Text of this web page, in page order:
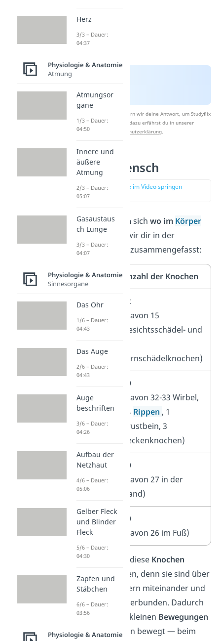
Nach Beantwortung speichern wir deine Antwort, um Studyflix
zu verbessern. Mehr dazu erfährst du in unserer
Datenschutzerklärung.
Knochen Mensch
zur Stelle im Video springen
Wie viele Knochen sich wo im Körper
befinden, haben wir dir in der
folgenden Tabelle zusammengefasst:
Körperteil Anzahl der Knochen
Schädel
22
(davon 15
Gesichtsschädel- und
Hirnschädelknochen)
60
(davon 32-33 Wirbel,
24 Rippen , 1
Brustbein, 3
Beckenknochen)
Arm
30
(davon 27 in der
Hand)
Bein
30
(davon 26 im Fuß)
Gut zu wissen: All diese Knochen
arbeiten zusammen, denn sie sind über
Sehnen und Bändern miteinander und
mit den Muskeln verbunden. Dadurch
werden sogar bei kleinen Bewegungen
zahlreiche Knochen bewegt — beim
Herz
3/3 – Dauer:
04:37
Physiologie & Anatomie
Atmung
Atmungsor
gane
1/3 – Dauer:
04:50
Innere und
äußere
Atmung
2/3 – Dauer:
05:07
Gasaustaus
ch Lunge
3/3 – Dauer:
04:07
Physiologie & Anatomie
Sinnesorgane
Das Ohr
1/6 – Dauer:
04:43
Das Auge
2/6 – Dauer:
04:43
Auge
beschriften
3/6 – Dauer:
04:26
Aufbau der
Netzhaut
4/6 – Dauer:
05:06
Gelber Fleck
und Blinder
Fleck
5/6 – Dauer:
04:30
Zapfen und
Stäbchen
6/6 – Dauer:
03:56
Physiologie & Anatomie